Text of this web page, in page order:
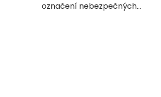
označení nebezpečných...